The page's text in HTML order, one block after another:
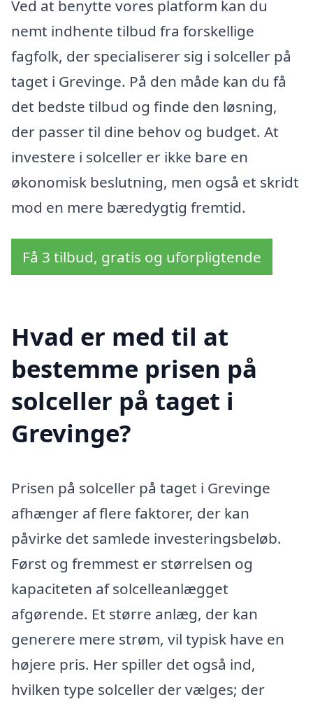
Ved at benytte vores platform kan du
nemt indhente tilbud fra forskellige
fagfolk, der specialiserer sig i solceller på
taget i Grevinge. På den måde kan du få
det bedste tilbud og finde den løsning,
der passer til dine behov og budget. At
investere i solceller er ikke bare en
økonomisk beslutning, men også et skridt
mod en mere bæredygtig fremtid.
Få 3 tilbud, gratis og uforpligtende
Hvad er med til at
bestemme prisen på
solceller på taget i
Grevinge?
Prisen på solceller på taget i Grevinge
afhænger af flere faktorer, der kan
påvirke det samlede investeringsbeløb.
Først og fremmest er størrelsen og
kapaciteten af solcelleanlægget
afgørende. Et større anlæg, der kan
generere mere strøm, vil typisk have en
højere pris. Her spiller det også ind,
hvilken type solceller der vælges; der